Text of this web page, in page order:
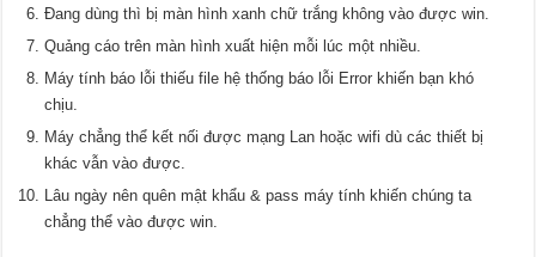
Đang dùng thì bị màn hình xanh chữ trắng không vào được win.
Quảng cáo trên màn hình xuất hiện mỗi lúc một nhiều.
Máy tính báo lỗi thiếu file hệ thống báo lỗi Error khiến bạn khó
chịu.
Máy chẳng thể kết nối được mạng Lan hoặc wifi dù các thiết bị
khác vẫn vào được.
Lâu ngày nên quên mật khẩu & pass máy tính khiến chúng ta
chẳng thể vào được win.